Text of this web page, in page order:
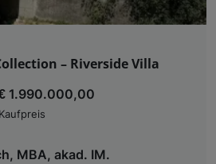
– Riverside Villa
1.990.000,00
Kaufpreis
MBA, akad. IM.